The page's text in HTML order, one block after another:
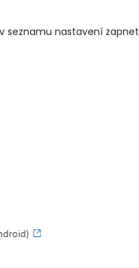
seznamu nastavení